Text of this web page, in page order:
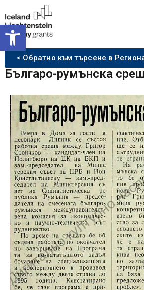
Open toolbar
< Обратно към търсене в
Българо-румънска